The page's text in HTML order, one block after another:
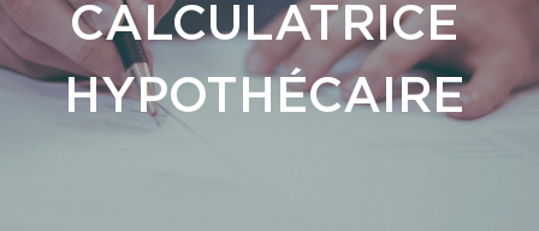
CALCULATRICE
HYPOTHÉCAIRE